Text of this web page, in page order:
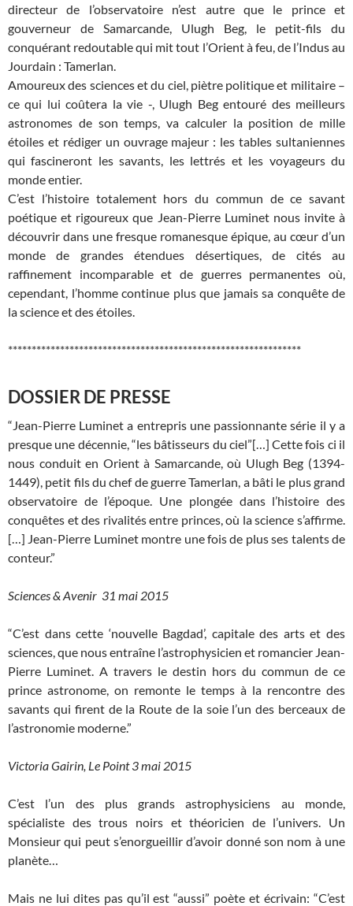
directeur de l’observatoire n’est autre que le prince et
gouverneur de Samarcande, Ulugh Beg, le petit-fils du
conquérant redoutable qui mit tout l’Orient à feu, de l’Indus au
Jourdain : Tamerlan.
Amoureux des sciences et du ciel, piètre politique et militaire –
ce qui lui coûtera la vie -, Ulugh Beg entouré des meilleurs
astronomes de son temps, va calculer la position de mille
étoiles et rédiger un ouvrage majeur : les tables sultaniennes
qui fascineront les savants, les lettrés et les voyageurs du
monde entier.
C’est l’histoire totalement hors du commun de ce savant
poétique et rigoureux que Jean-Pierre Luminet nous invite à
découvrir dans une fresque romanesque épique, au cœur d’un
monde de grandes étendues désertiques, de cités au
raffinement incomparable et de guerres permanentes où,
cependant, l’homme continue plus que jamais sa conquête de
la science et des étoiles.
**************************************************************
DOSSIER DE PRESSE
“Jean-Pierre Luminet a entrepris une passionnante série il y a
presque une décennie, “les bâtisseurs du ciel”[…] Cette fois ci il
nous conduit en Orient à Samarcande, où Ulugh Beg (1394-
1449), petit fils du chef de guerre Tamerlan, a bâti le plus grand
observatoire de l’époque. Une plongée dans l’histoire des
conquêtes et des rivalités entre princes, où la science s’affirme.
[…] Jean-Pierre Luminet montre une fois de plus ses talents de
conteur.”
Sciences & Avenir 31 mai 2015
“C’est dans cette ‘nouvelle Bagdad’, capitale des arts et des
sciences, que nous entraîne l’astrophysicien et romancier Jean-
Pierre Luminet. A travers le destin hors du commun de ce
prince astronome, on remonte le temps à la rencontre des
savants qui firent de la Route de la soie l’un des berceaux de
l’astronomie moderne.”
Victoria Gairin, Le Point 3 mai 2015
C’est l’un des plus grands astrophysiciens au monde,
spécialiste des trous noirs et théoricien de l’univers. Un
Monsieur qui peut s’enorgueillir d’avoir donné son nom à une
planète…
Mais ne lui dites pas qu’il est “aussi” poète et écrivain: “C’est